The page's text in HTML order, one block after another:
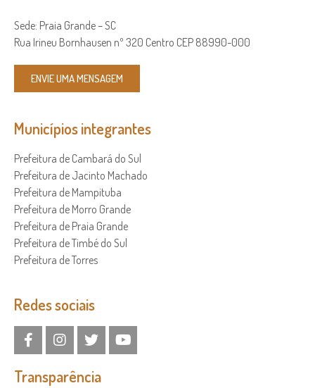
Sede: Praia Grande – SC
Rua Irineu Bornhausen nº 320 Centro CEP 88990-000
ENVIE UMA MENSAGEM
Municípios integrantes
Prefeitura de Cambará do Sul
Prefeitura de Jacinto Machado
Prefeitura de Mampituba
Prefeitura de Morro Grande
Prefeitura de Praia Grande
Prefeitura de Timbé do Sul
Prefeitura de Torres
Redes sociais
Transparência